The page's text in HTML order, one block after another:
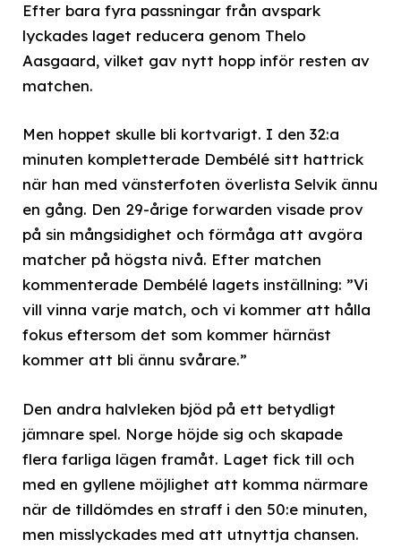
Efter bara fyra passningar från avspark
lyckades laget reducera genom Thelo
Aasgaard, vilket gav nytt hopp inför resten av
matchen.
Men hoppet skulle bli kortvarigt. I den 32:a
minuten kompletterade Dembélé sitt hattrick
när han med vänsterfoten överlista Selvik ännu
en gång. Den 29-årige forwarden visade prov
på sin mångsidighet och förmåga att avgöra
matcher på högsta nivå. Efter matchen
kommenterade Dembélé lagets inställning: ”Vi
vill vinna varje match, och vi kommer att hålla
fokus eftersom det som kommer härnäst
kommer att bli ännu svårare.”
Den andra halvleken bjöd på ett betydligt
jämnare spel. Norge höjde sig och skapade
flera farliga lägen framåt. Laget fick till och
med en gyllene möjlighet att komma närmare
när de tilldömdes en straff i den 50:e minuten,
men misslyckades med att utnyttja chansen.